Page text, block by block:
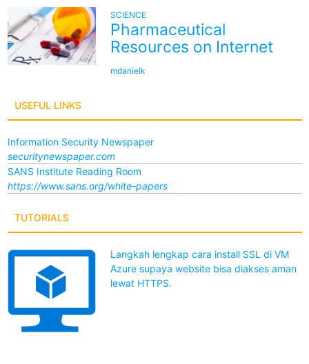
SCIENCE
Pharmaceutical
Resources on Internet
mdanielk
USEFUL LINKS
Information Security Newspaper
securitynewspaper.com
SANS Institute Reading Room
https://www.sans.org/white-papers
TUTORIALS
Langkah lengkap cara install SSL di VM
Azure supaya website bisa diakses aman
lewat HTTPS.